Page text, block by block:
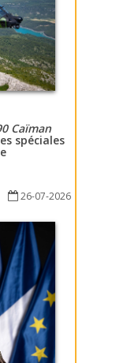
Caïman
spéciales
26-07-2026